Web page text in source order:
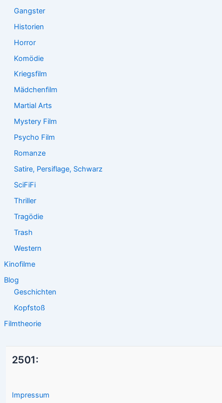
Gangster
Historien
Horror
Komödie
Kriegsfilm
Mädchenfilm
Martial Arts
Mystery Film
Psycho Film
Romanze
Satire, Persiflage, Schwarz
SciFiFi
Thriller
Tragödie
Trash
Western
Kinofilme
Blog
Geschichten
Kopfstoß
Filmtheorie
2501:
Impressum